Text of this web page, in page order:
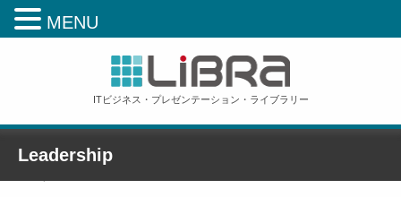
ITビジネス・プレゼンテーション・ライブラリー
Leadership
ホーム » 【一般社員研修】チームを元気にするリーダーシップとマネージメント
MENU